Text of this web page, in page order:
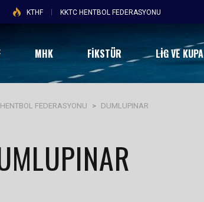
KTHF KKTC HENTBOL FEDERASYONU
MHK FİKSTÜR LIG VE KUPA
FEDERASYONU > DUMLUPINAR